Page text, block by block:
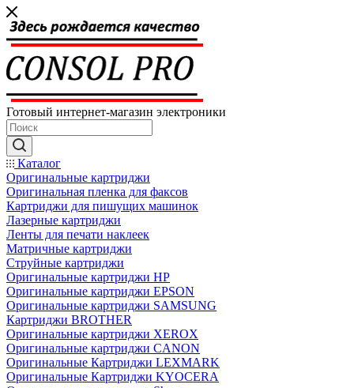
Готовый интернет-магазин электроники
Каталог
Оригинальные картриджи
Оригинальная пленка для факсов
Картриджи для пишущих машинок
Лазерные картриджи
Ленты для печати наклеек
Матричные картриджи
Струйные картриджи
Оригинальные картриджи HP
Оригинальные картриджи EPSON
Оригинальные картриджи SAMSUNG
Картриджи BROTHER
Оригинальные картриджи XEROX
Оригинальные картриджи CANON
Оригинальные Картриджи LEXMARK
Оригинальные Картриджи KYOCERA